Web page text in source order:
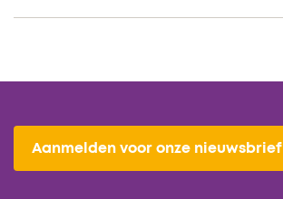
Aanmelden voor onze nieuwsbrief